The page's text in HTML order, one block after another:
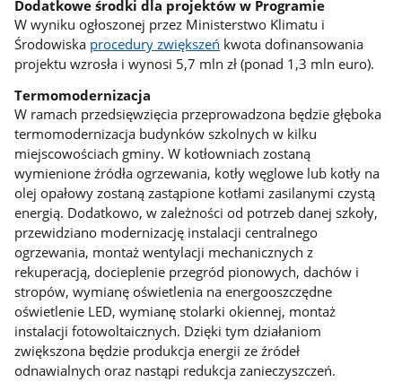
Dodatkowe środki dla projektów w Programie
W wyniku ogłoszonej przez Ministerstwo Klimatu i
Środowiska procedury zwiększeń kwota dofinansowania
projektu wzrosła i wynosi 5,7 mln zł (ponad 1,3 mln euro).
Termomodernizacja
W ramach przedsięwzięcia przeprowadzona będzie głęboka
termomodernizacja budynków szkolnych w kilku
miejscowościach gminy. W kotłowniach zostaną
wymienione źródła ogrzewania, kotły węglowe lub kotły na
olej opałowy zostaną zastąpione kotłami zasilanymi czystą
energią. Dodatkowo, w zależności od potrzeb danej szkoły,
przewidziano modernizację instalacji centralnego
ogrzewania, montaż wentylacji mechanicznych z
rekuperacją, docieplenie przegród pionowych, dachów i
stropów, wymianę oświetlenia na energooszczędne
oświetlenie LED, wymianę stolarki okiennej, montaż
instalacji fotowoltaicznych. Dzięki tym działaniom
zwiększona będzie produkcja energii ze źródeł
odnawialnych oraz nastąpi redukcja zanieczyszczeń.